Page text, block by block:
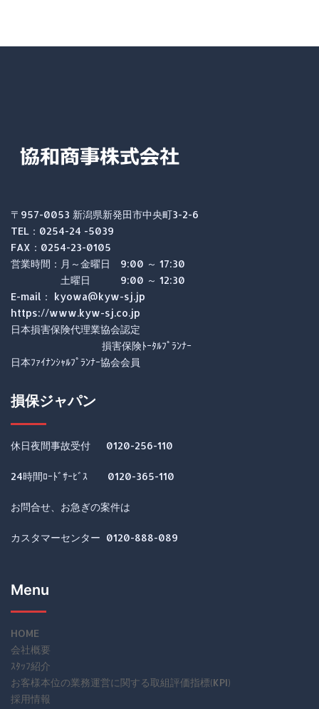
〒957-0053 新潟県新発田市中央町3-2-6
TEL：0254-24 -5039
FAX：0254-23-0105
営業時間：月～金曜日 9:00 ～ 17:30
土曜日 9:00 ～ 12:30
E-mail： kyowa@kyw-sj.jp
https://www.kyw-sj.co.jp
日本損害保険代理業協会認定
損害保険ﾄｰﾀﾙﾌﾟﾗﾝﾅｰ
日本ﾌｧｲﾅﾝｼｬﾙﾌﾟﾗﾝﾅｰ協会会員
損保ジャパン
休日夜間事故受付 0120-256-110
24時間ﾛｰﾄﾞｻｰﾋﾞｽ 0120-365-110
お問合せ、お急ぎの案件は
カスタマーセンター 0120-888-089
Menu
HOME
会社概要
ｽﾀｯﾌ紹介
お客様本位の業務運営に関する取組評価指標(KPI)
採用情報